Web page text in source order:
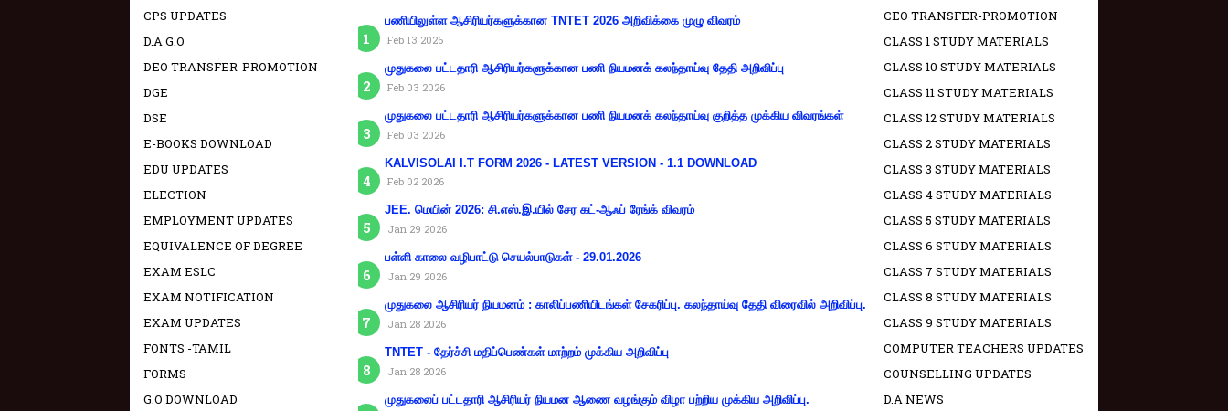
பணியிலுள்ள ஆசிரியர்களுக்கான TNTET 2026 அறிவிக்கை முழு விவரம்
Feb 13 2026
முதுகலை பட்டதாரி ஆசிரியர்களுக்கான பணி நியமனக் கலந்தாய்வு தேதி அறிவிப்பு
Feb 03 2026
முதுகலை பட்டதாரி ஆசிரியர்களுக்கான பணி நியமனக் கலந்தாய்வு குறித்த முக்கிய விவரங்கள்
Feb 03 2026
KALVISOLAI I.T FORM 2026 - LATEST VERSION - 1.1 DOWNLOAD
Feb 02 2026
JEE. மெயின் 2026: சி.எஸ்.இ.யில் சேர கட்-ஆஃப் ரேங்க் விவரம்
Jan 29 2026
பள்ளி காலை வழிபாட்டு செயல்பாடுகள் - 29.01.2026
Jan 29 2026
முதுகலை ஆசிரியர் நியமனம் : காலிப்பணியிடங்கள் சேகரிப்பு. கலந்தாய்வு தேதி விரைவில் அறிவிப்பு.
Jan 28 2026
TNTET - தேர்ச்சி மதிப்பெண்கள் மாற்றம் முக்கிய அறிவிப்பு
Jan 28 2026
முதுகலைப் பட்டதாரி ஆசிரியர் நியமன ஆணை வழங்கும் விழா பற்றிய முக்கிய அறிவிப்பு.
CPS UPDATES
D.A G.O
DEO TRANSFER-PROMOTION
DGE
DSE
E-BOOKS DOWNLOAD
EDU UPDATES
ELECTION
EMPLOYMENT UPDATES
EQUIVALENCE OF DEGREE
EXAM ESLC
EXAM NOTIFICATION
EXAM UPDATES
FONTS -TAMIL
FORMS
G.O DOWNLOAD
CEO TRANSFER-PROMOTION
CLASS 1 STUDY MATERIALS
CLASS 10 STUDY MATERIALS
CLASS 11 STUDY MATERIALS
CLASS 12 STUDY MATERIALS
CLASS 2 STUDY MATERIALS
CLASS 3 STUDY MATERIALS
CLASS 4 STUDY MATERIALS
CLASS 5 STUDY MATERIALS
CLASS 6 STUDY MATERIALS
CLASS 7 STUDY MATERIALS
CLASS 8 STUDY MATERIALS
CLASS 9 STUDY MATERIALS
COMPUTER TEACHERS UPDATES
COUNSELLING UPDATES
D.A NEWS